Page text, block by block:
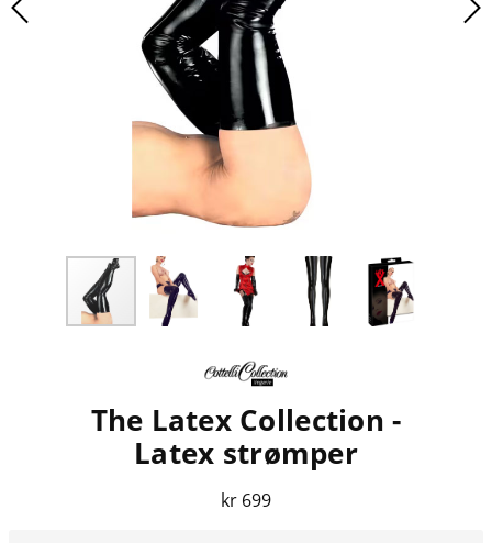
The Latex Collection -
Latex strømper
kr 699